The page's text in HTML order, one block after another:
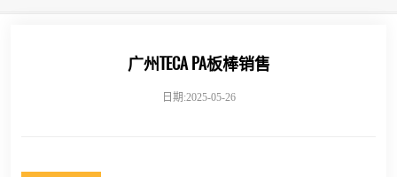
广州TECA PA板棒销售
日期:2025-05-26